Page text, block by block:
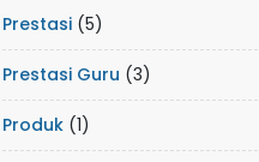
Prestasi (5)
Prestasi Guru (3)
Produk (1)